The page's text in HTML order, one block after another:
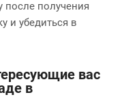
после получения
и убедиться в
вас
в